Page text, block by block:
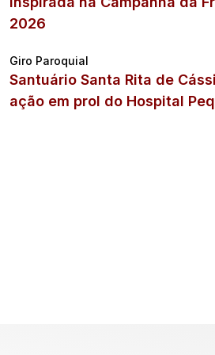
2026
Giro Paroquial
Santuário Santa Rita de
ação em prol do Hospital